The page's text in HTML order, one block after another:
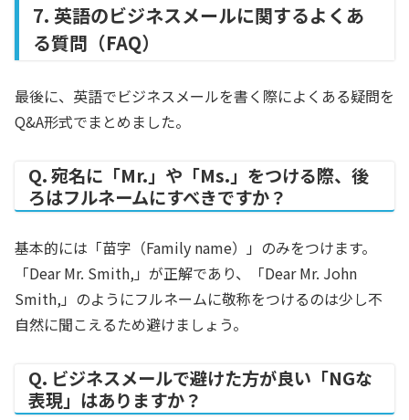
7. 英語のビジネスメールに関するよくあ
る質問（FAQ）
最後に、英語でビジネスメールを書く際によくある疑問を
Q&A形式でまとめました。
Q. 宛名に「Mr.」や「Ms.」をつける際、後
ろはフルネームにすべきですか？
基本的には「苗字（Family name）」のみをつけます。
「Dear Mr. Smith,」が正解であり、「Dear Mr. John
Smith,」のようにフルネームに敬称をつけるのは少し不
自然に聞こえるため避けましょう。
Q. ビジネスメールで避けた方が良い「NGな
表現」はありますか？